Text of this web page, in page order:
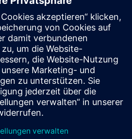
höheren Schulungsangebot und
– entweder vor Ort bei Ihnen,
Trainingscenter? Nachdem Sie
und Ihren Trainingsbedarf
Sie von uns ein Angebot für eine